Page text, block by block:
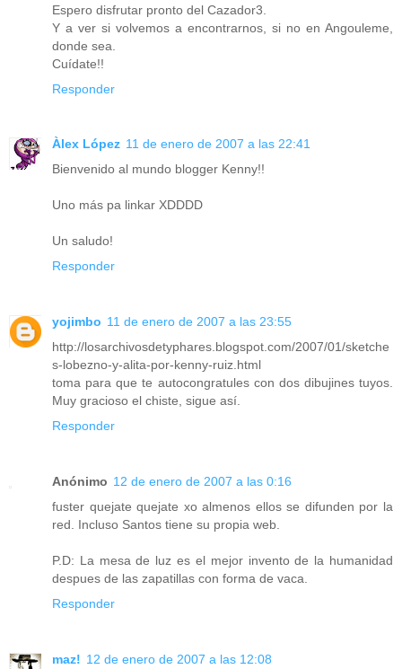
Espero disfrutar pronto del Cazador3.
Y a ver si volvemos a encontrarnos, si no en Angouleme,
donde sea.
Cuídate!!
Responder
Àlex López 11 de enero de 2007 a las 22:41
Bienvenido al mundo blogger Kenny!!
Uno más pa linkar XDDDD
Un saludo!
Responder
yojimbo 11 de enero de 2007 a las 23:55
http://losarchivosdetyphares.blogspot.com/2007/01/sketche
s-lobezno-y-alita-por-kenny-ruiz.html
toma para que te autocongratules con dos dibujines tuyos.
Muy gracioso el chiste, sigue así.
Responder
Anónimo 12 de enero de 2007 a las 0:16
fuster quejate quejate xo almenos ellos se difunden por la
red. Incluso Santos tiene su propia web.
P.D: La mesa de luz es el mejor invento de la humanidad
despues de las zapatillas con forma de vaca.
Responder
maz! 12 de enero de 2007 a las 12:08